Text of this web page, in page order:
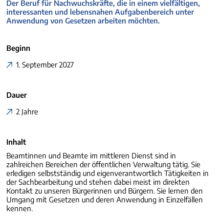
Der Beruf für Nachwuchskräfte, die in einem vielfältigen,
interessanten und lebensnahen Aufgabenbereich unter
Anwendung von Gesetzen arbeiten möchten.
Beginn
1. September 2027
Dauer
2 Jahre
Inhalt
Beamtinnen und Beamte im mittleren Dienst sind in
zahlreichen Bereichen der öffentlichen Verwaltung tätig. Sie
erledigen selbstständig und eigenverantwortlich Tätigkeiten in
der Sachbearbeitung und stehen dabei meist im direkten
Kontakt zu unseren Bürgerinnen und Bürgern. Sie lernen den
Umgang mit Gesetzen und deren Anwendung in Einzelfällen
kennen.